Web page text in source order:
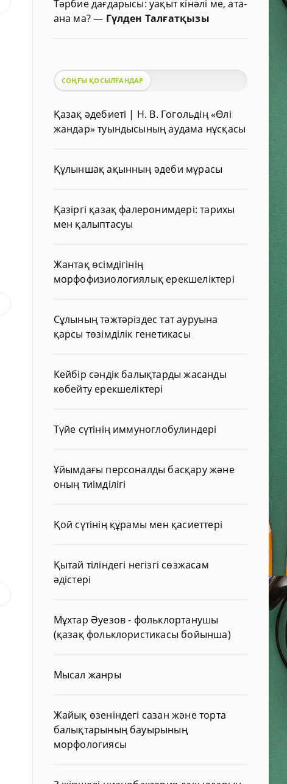
Тәрбие дағдарысы: уақыт кінәлі ме, ата-
ана ма?— Гүлден Талғатқызы
СОҢҒЫ ҚОСЫЛҒАНДАР
Қазақ әдебиеті | Н. В. Гогольдің «Өлі
жандар» туындысының аудама нұсқасы
Құлыншақ ақынның әдеби мұрасы
Қазіргі қазақ фалеронимдері: тарихы
мен қалыптасуы
Жантақ өсімдігінің
морфофизиологиялық ерекшеліктері
Сұлының тәжтәріздес тат ауруына
қарсы төзімділік генетикасы
Кейбір сәндік балықтарды жасанды
көбейту ерекшеліктері
Түйе сүтінің иммуноглобулиндері
Ұйымдағы персоналды басқару және
оның тиімділігі
Қой сүтінің құрамы мен қасиеттері
Қытай тіліндегі негізгі сөзжасам
әдістері
Мұхтар Әуезов - фольклортанушы
(қазақ фольклористикасы бойынша)
Мысал жанры
Жайық өзеніндегі сазан және торта
балықтарының бауырының
морфологиясы